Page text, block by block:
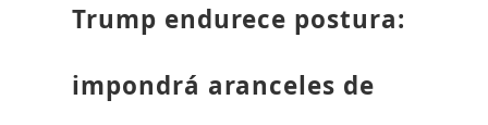
Trump endurece postura:
impondrá aranceles de